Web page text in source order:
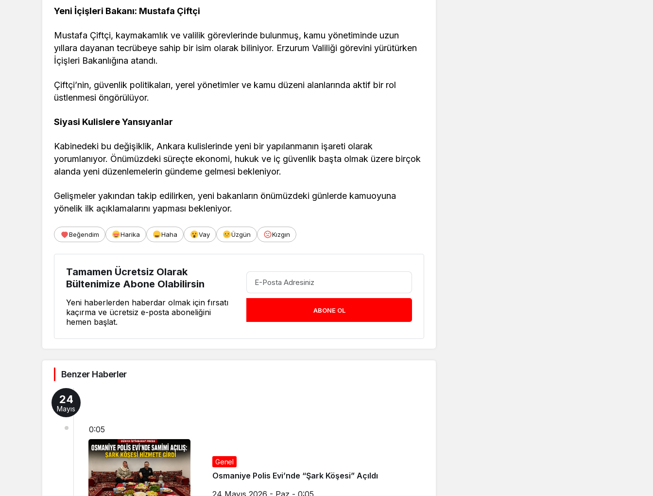
Yeni İçişleri Bakanı: Mustafa Çiftçi
Mustafa Çiftçi, kaymakamlık ve valilik görevlerinde bulunmuş, kamu yönetiminde uzun
yıllara dayanan tecrübeye sahip bir isim olarak biliniyor. Erzurum Valiliği görevini yürütürken
İçişleri Bakanlığına atandı.
Çiftçi’nin, güvenlik politikaları, yerel yönetimler ve kamu düzeni alanlarında aktif bir rol
üstlenmesi öngörülüyor.
Siyasi Kulislere Yansıyanlar
Kabinedeki bu değişiklik, Ankara kulislerinde yeni bir yapılanmanın işareti olarak
yorumlanıyor. Önümüzdeki süreçte ekonomi, hukuk ve iç güvenlik başta olmak üzere birçok
alanda yeni düzenlemelerin gündeme gelmesi bekleniyor.
Gelişmeler yakından takip edilirken, yeni bakanların önümüzdeki günlerde kamuoyuna
yönelik ilk açıklamalarını yapması bekleniyor.
Beğendim Harika Haha Vay Üzgün Kızgın
Tamamen Ücretsiz Olarak
Bültenimize Abone Olabilirsin
Yeni haberlerden haberdar olmak için fırsatı
kaçırma ve ücretsiz e-posta aboneliğini
hemen başlat.
ABONE OL
Benzer Haberler
24
Mayıs
0:05
Genel
Osmaniye Polis Evi’nde “Şark Köşesi” Açıldı
24 Mayıs 2026 - Paz - 0:05